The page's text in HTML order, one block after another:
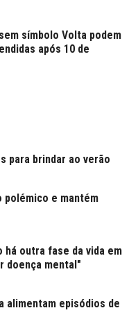
símbolo Volta podem
após 10 de
para brindar ao verão
polémico e mantém
há outra fase da vida em
doença mental"
alimentam episódios de